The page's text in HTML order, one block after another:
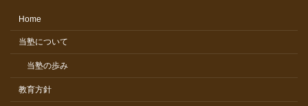
Home
当塾について
当塾の歩み
教育方針